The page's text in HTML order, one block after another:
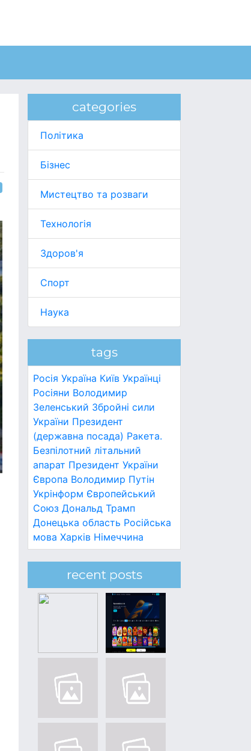
categories
Політика
Бізнес
Мистецтво та розваги
Технологія
Здоров'я
Спорт
Наука
tags
Росія Україна Київ Українці
Росіяни Володимир
Зеленський Збройні сили
України Президент
(державна посада) Ракета.
Безпілотний літальний
апарат Президент України
Європа Володимир Путін
Укрінформ Європейський
Союз Дональд Трамп
Донецька область Російська
мова Харків Німеччина
recent posts